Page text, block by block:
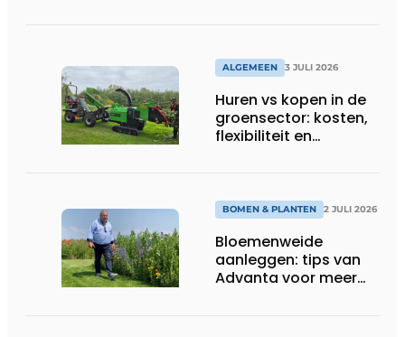
ALGEMEEN 3 JULI 2026
Huren vs kopen in de
groensector: kosten,
flexibiliteit en
BOMEN & PLANTEN 2 JULI 2026
Bloemenweide
aanleggen: tips van
Advanta voor meer